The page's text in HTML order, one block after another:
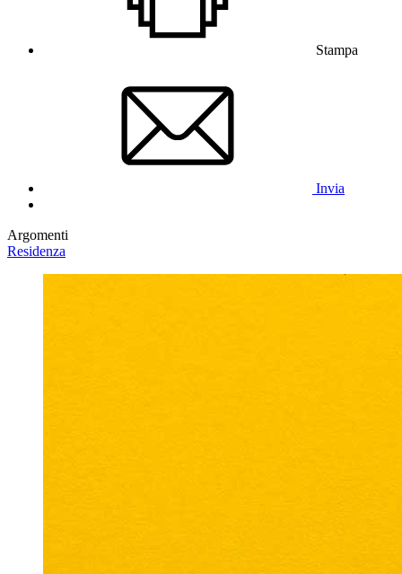
Stampa
Invia
Argomenti
Residenza